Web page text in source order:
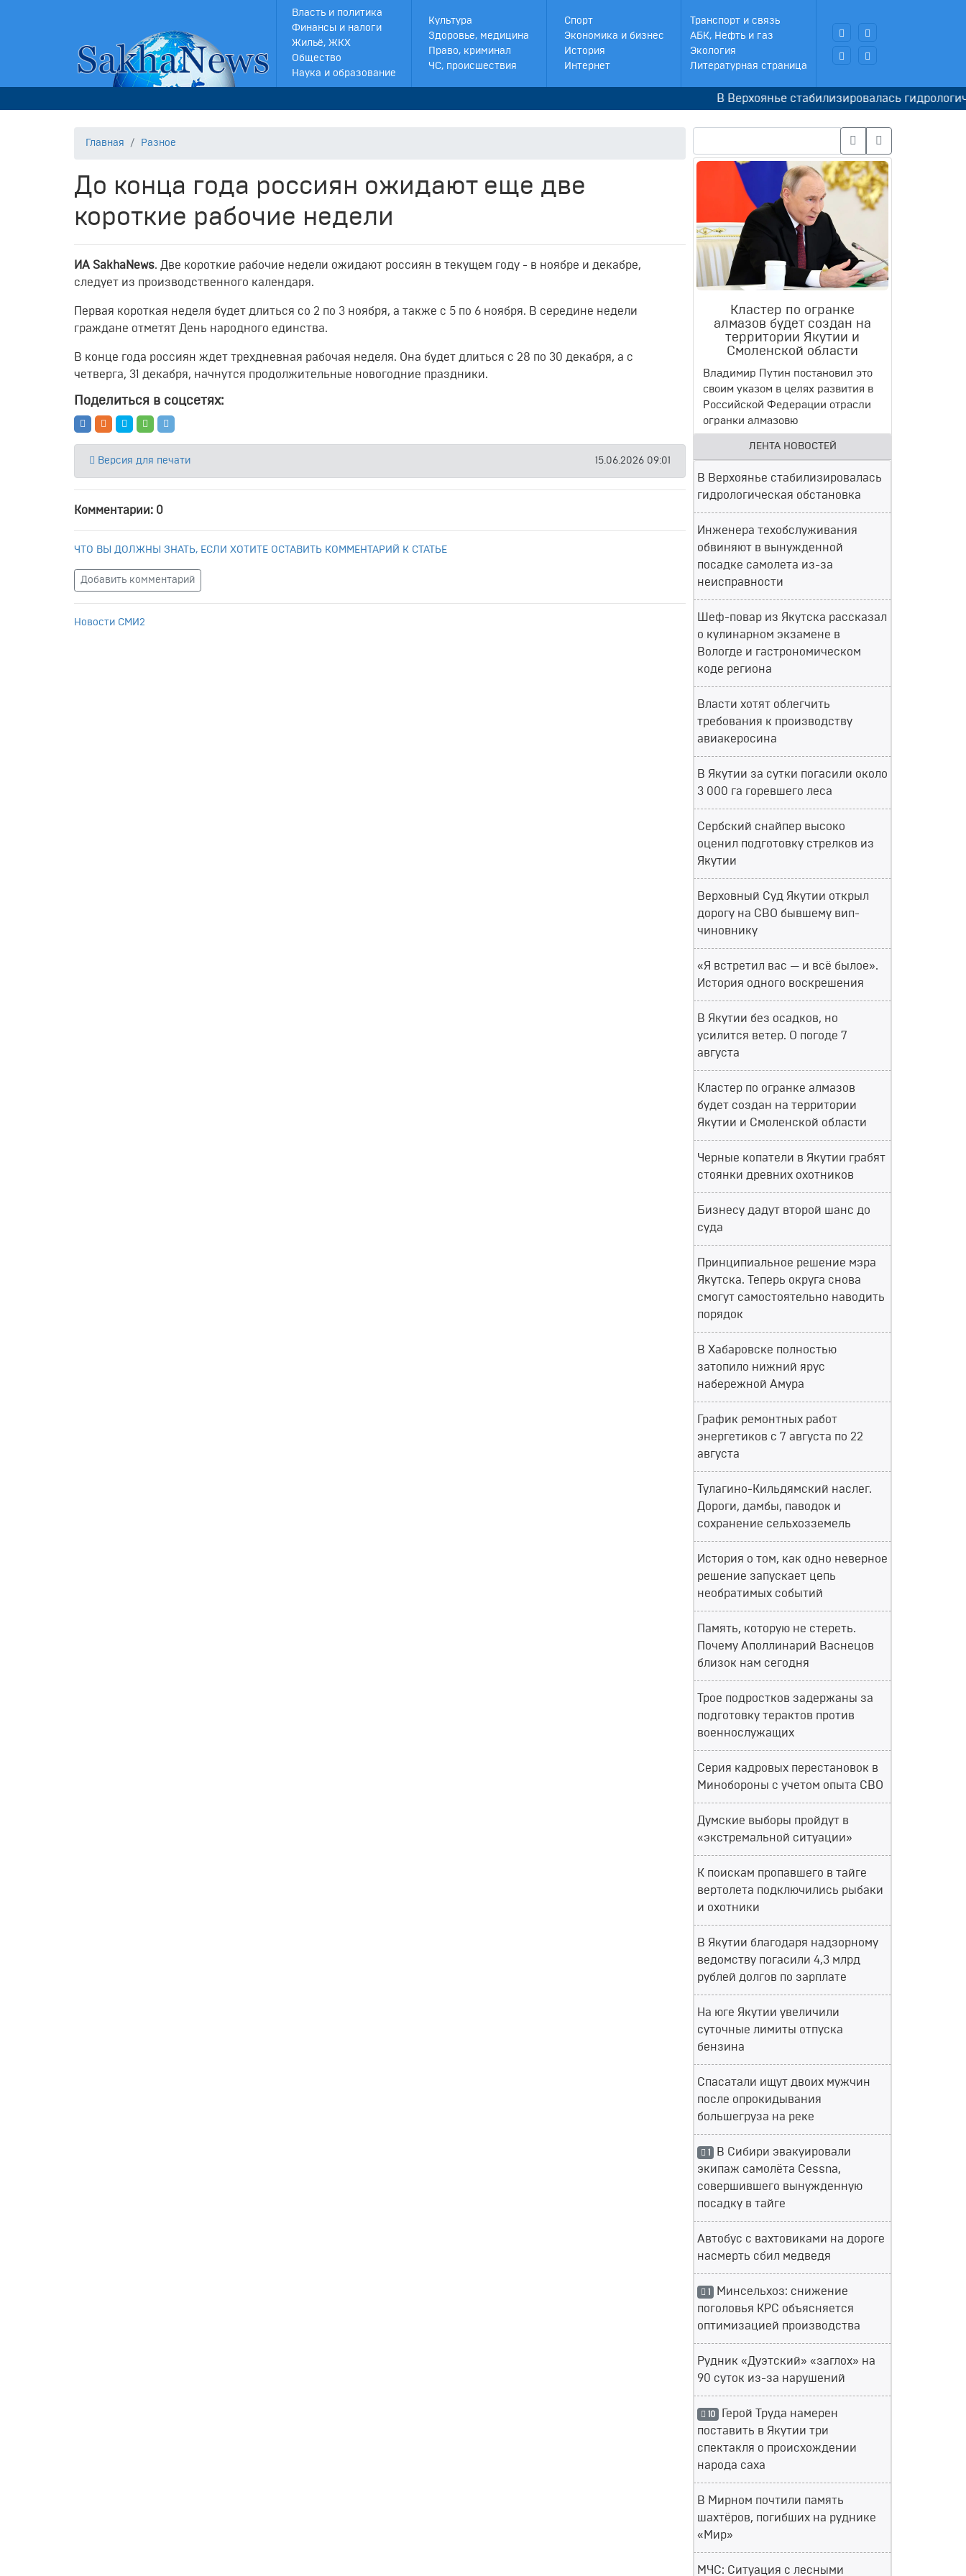
Власть и политика
Финансы и налоги
Жильё, ЖКХ
Общество
Наука и образование
Культура
Здоровье, медицина
Право, криминал
ЧС, происшествия
Спорт
Экономика и бизнес
История
Интернет
Транспорт и связь
АБК, Нефть и газ
Экология
Литературная страница
В Верхоянье стабилизировалась
Главная Разное
До конца года россиян ожидают еще две
короткие рабочие недели
ИА SakhaNews. Две короткие рабочие недели ожидают россиян в текущем году - в ноябре и декабре,
следует из производственного календаря.
Первая короткая неделя будет длиться со 2 по 3 ноября, а также с 5 по 6 ноября. В середине недели
граждане отметят День народного единства.
В конце года россиян ждет трехдневная рабочая неделя. Она будет длиться с 28 по 30 декабря, а с
четверга, 31 декабря, начнутся продолжительные новогодние праздники.
Поделиться в соцсетях:
Версия для печати 15.06.2026 09:01
Комментарии: 0
ЧТО ВЫ ДОЛЖНЫ ЗНАТЬ, ЕСЛИ ХОТИТЕ ОСТАВИТЬ КОММЕНТАРИЙ К СТАТЬЕ
Добавить комментарий
Новости СМИ2
Кластер по огранке
алмазов будет создан на
территории Якутии и
Смоленской области
Владимир Путин постановил это
своим указом в целях развития в
Российской Федерации отрасли
огранки алмазовю
ЛЕНТА НОВОСТЕЙ
В Верхоянье стабилизировалась
гидрологическая обстановка
Инженера техобслуживания
обвиняют в вынужденной
посадке самолета из-за
неисправности
Шеф-повар из Якутска рассказал
о кулинарном экзамене в
Вологде и гастрономическом
коде региона
Власти хотят облегчить
требования к производству
авиакеросина
В Якутии за сутки погасили около
3 000 га горевшего леса
Сербский снайпер высоко
оценил подготовку стрелков из
Якутии
Верховный Суд Якутии открыл
дорогу на СВО бывшему вип-
чиновнику
«Я встретил вас — и всё былое».
История одного воскрешения
В Якутии без осадков, но
усилится ветер. О погоде 7
августа
Кластер по огранке алмазов
будет создан на территории
Якутии и Смоленской области
Черные копатели в Якутии грабят
стоянки древних охотников
Бизнесу дадут второй шанс до
суда
Принципиальное решение мэра
Якутска. Теперь округа снова
смогут самостоятельно наводить
порядок
В Хабаровске полностью
затопило нижний ярус
набережной Амура
График ремонтных работ
энергетиков с 7 августа по 22
августа
Тулагино-Кильдямский наслег.
Дороги, дамбы, паводок и
сохранение сельхозземель
История о том, как одно неверное
решение запускает цепь
необратимых событий
Память, которую не стереть.
Почему Аполлинарий Васнецов
близок нам сегодня
Трое подростков задержаны за
подготовку терактов против
военнослужащих
Серия кадровых перестановок в
Минобороны с учетом опыта СВО
Думские выборы пройдут в
«экстремальной ситуации»
К поискам пропавшего в тайге
вертолета подключились рыбаки
и охотники
В Якутии благодаря надзорному
ведомству погасили 4,3 млрд
рублей долгов по зарплате
На юге Якутии увеличили
суточные лимиты отпуска
бензина
Спасатали ищут двоих мужчин
после опрокидывания
большегруза на реке
1 В Сибири эвакуировали
экипаж самолёта Cessna,
совершившего вынужденную
посадку в тайге
Автобус с вахтовиками на дороге
насмерть сбил медведя
1 Минсельхоз: снижение
поголовья КРС объясняется
оптимизацией производства
Рудник «Дуэтский» «заглох» на
90 суток из-за нарушений
10 Герой Труда намерен
поставить в Якутии три
спектакля о происхождении
народа саха
В Мирном почтили память
шахтёров, погибших на руднике
«Мир»
МЧС: Ситуация с лесными